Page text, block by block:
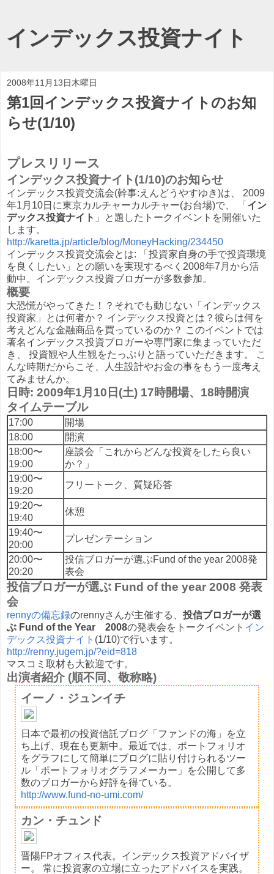
インデックス投資ナイト
2008年11月13日木曜日
第1回インデックス投資ナイトのお知
らせ(1/10)
プレスリリース
インデックス投資ナイト(1/10)のお知らせ
インデックス投資交流会(幹事:えんどうやすゆき)は、 2009
年1月10日に東京カルチャーカルチャー(お台場)で、 「 イン
デックス投資ナイト 」と題したトークイベントを開催いた
します。
http://karetta.jp/article/blog/MoneyHacking/234450
インデックス投資交流会とは: 「投資家自身の手で投資環境
を良くしたい」との願いを実現するべく2008年7月から活
動中。インデックス投資ブロガーが多数参加。
概要
大恐慌がやってきた！？それでも動じない「インデックス
投資家」とは何者か？ インデックス投資とは？彼らは何を
考えどんな金融商品を買っているのか？ このイベントでは
著名インデックス投資ブロガーや専門家に集まっていただ
き、 投資観や人生観をたっぷりと語っていただきます。 こ
んな時期だからこそ、人生設計やお金の事をもう一度考え
てみませんか。
日時: 2009年1月10日(土) 17時開場、18時開演
タイムテーブル
17:00
開場
18:00
開演
18:00〜
19:00
座談会「これからどんな投資をしたら良い
か？」
19:00〜
19:20
フリートーク、質疑応答
19:20〜
19:40
休憩
19:40〜
20:00
プレゼンテーション
20:00〜
20:20
投信ブロガーが選ぶFund of the year 2008発
表会
投信ブロガーが選ぶ Fund of the year 2008 発表
会
rennyの備忘録のrennyさんが主催する、 投信ブロガーが選
ぶ Fund of the Year 2008の発表会をトークイベント イン
デックス投資ナイト (1/10)で行います。
http://renny.jugem.jp/?eid=818
マスコミ取材も大歓迎です。
出演者紹介 (順不同、敬称略)
イーノ・ジュンイチ
日本で最初の投資信託ブログ「ファンドの海」を立
ち上げ、現在も更新中。最近では、ポートフォリオ
をグラフにして簡単にブログに貼り付けられるツー
ル「ポートフォリオグラフメーカー」を公開して多
数のブロガーから好評を得ている。
http://www.fund-no-umi.com/
カン・チュンド
晋陽FPオフィス代表。インデックス投資アドバイザ
ー。 常に投資家の立場に立ったアドバイスを実践。